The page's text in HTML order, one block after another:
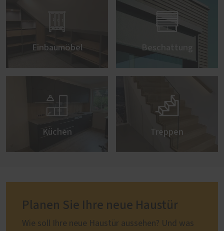

Einbaumöbel

Beschattung

Küchen

Treppen
Planen Sie Ihre neue Haustür
Wie soll Ihre neue Haustür aussehen? Und was